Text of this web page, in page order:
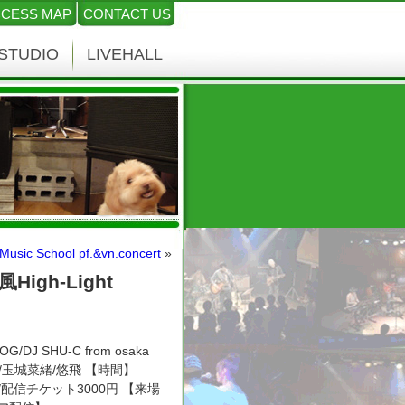
MAP CONTACT US
LIVEHALL
School pf.&vn.concert »
High-Light
DJ SHU-C from osaka
城菜緒/悠飛 【時間】
信チケット3000円 【来場